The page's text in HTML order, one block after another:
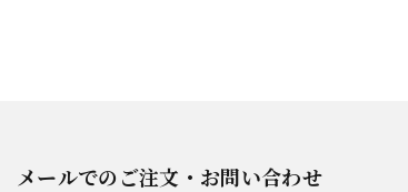
メールでのご注文・お問い合わせ